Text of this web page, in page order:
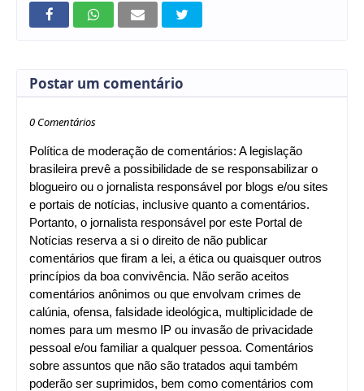
Postar um comentário
0 Comentários
Política de moderação de comentários: A legislação
brasileira prevê a possibilidade de se responsabilizar o
blogueiro ou o jornalista responsável por blogs e/ou sites
e portais de notícias, inclusive quanto a comentários.
Portanto, o jornalista responsável por este Portal de
Notícias reserva a si o direito de não publicar
comentários que firam a lei, a ética ou quaisquer outros
princípios da boa convivência. Não serão aceitos
comentários anônimos ou que envolvam crimes de
calúnia, ofensa, falsidade ideológica, multiplicidade de
nomes para um mesmo IP ou invasão de privacidade
pessoal e/ou familiar a qualquer pessoa. Comentários
sobre assuntos que não são tratados aqui também
poderão ser suprimidos, bem como comentários com